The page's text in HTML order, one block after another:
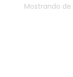
Mostrando de